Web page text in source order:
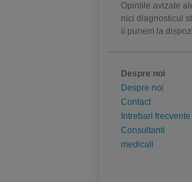
Opiniile avizate
nici diagnosticul
ii punem la
Despre noi
Despre noi
Contact
Intrebari frecvente
Consultanti
medicali